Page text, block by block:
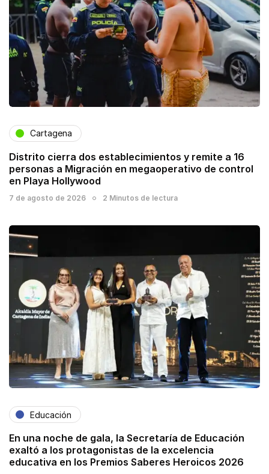
Cartagena
Distrito cierra dos establecimientos y remite a 16
personas a Migración en megaoperativo de control
en Playa Hollywood
7 de agosto de 2026 2 Minutos de lectura
Educación
En una noche de gala, la Secretaría de Educación
exaltó a los protagonistas de la excelencia
educativa en los Premios Saberes Heroicos 2026